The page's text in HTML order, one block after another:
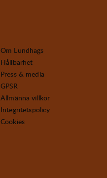
Om Lundhags
Hållbarhet
Press & media
GPSR
Allmänna villkor
Integritetspolicy
Cookies